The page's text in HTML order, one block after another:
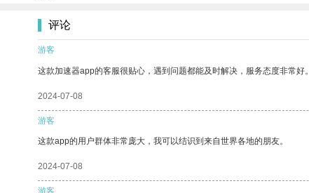
评论
游客
这款加速器app的客服很贴心，遇到问题都能及时解决，服务态度非常好。
2024-07-08
游客
这款app的用户群体非常庞大，我可以结识到来自世界各地的朋友。
2024-07-08
游客